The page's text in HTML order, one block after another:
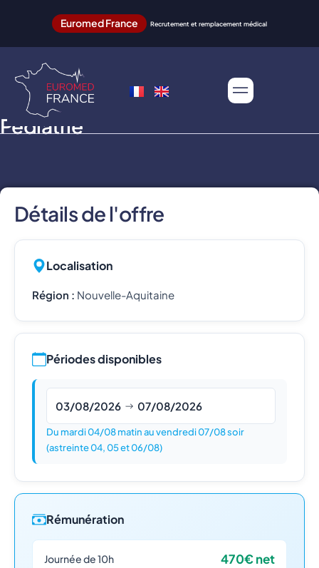
Euromed France Recrutement et remplacement médical
Pédiatrie
Détails de l'offre
Localisation
Région : Nouvelle-Aquitaine
Périodes disponibles
03/08/2026 07/08/2026
Du mardi 04/08 matin au vendredi 07/08 soir
(astreinte 04, 05 et 06/08)
Rémunération
Journée de 10h 470€ net